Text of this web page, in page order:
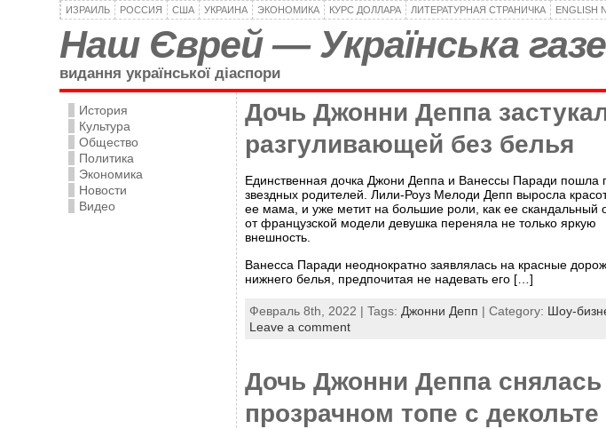
ИЗРАИЛЬ РОССИЯ США УКРАИНА ЭКОНОМИКА КУРС ДОЛЛАРА ЛИТЕРАТУРНАЯ СТРАНИЧКА ENGLISH
Наш Єврей — Українська
видання української діаспори
История
Культура
Общество
Политика
Экономика
Новости
Видео
Дочь Джонни Деппа
разгуливающей без белья
Единственная дочка Джони Деппа и Ванессы Паради пошла
звездных родителей. Лили-Роуз Мелоди Депп выросла
ее мама, и уже метит на большие роли, как ее скандальный
от французской модели девушка переняла не только яркую
внешность.
Ванесса Паради неоднократно заявлялась на красные
нижнего белья, предпочитая не надевать его […]
Февраль 8th, 2022 | Tags: Джонни Депп | Category: Шоу-
Leave a comment
Дочь Джонни Деппа снялась
прозрачном топе с декольте